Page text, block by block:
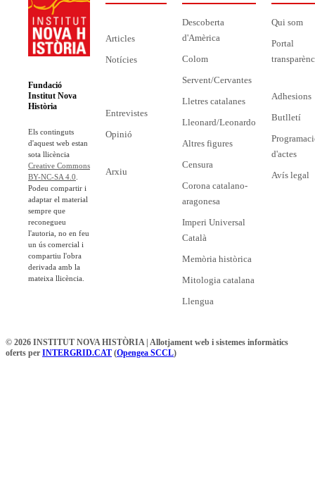
Fundació
Institut Nova
Història
Els continguts
d'aquest web estan
sota llicència
Creative Commons
BY-NC-SA 4.0
Podeu compartir i
adaptar el material
sempre que
reconegueu
l'autoria, no en feu
un ús comercial i
compartiu l'obra
derivada amb la
mateixa llicència.
Articles
Notícies
Entrevistes
Opinió
Arxiu
Descoberta
d'Amèrica
Colom
Servent/Cervantes
Lletres catalanes
Lleonard/Leonardo
Altres figures
Censura
Corona catalano-
aragonesa
Imperi Universal
Català
Memòria històrica
Mitologia catalana
Llengua
Qui som
Portal
Adhesions
Butlletí
d'actes
Avís legal
© 2026 INSTITUT NOVA HISTÒRIA | Allotjament web i sistemes informàtics
oferts per INTERGRID.CAT (Opengea SCCL)